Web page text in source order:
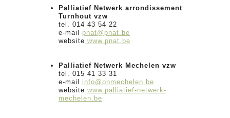
Palliatief Netwerk arrondissement
Turnhout vzw
tel. 014 43 54 22
e-mail pnat@pnat.be
website www.pnat.be
Palliatief Netwerk Mechelen vzw
tel. 015 41 33 31
e-mail info@pnmechelen.be
website www.palliatief-netwerk-
mechelen.be